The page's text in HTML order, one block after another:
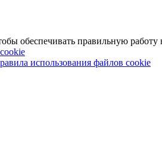
обеспечивать правильную работу
использования файлов cookie